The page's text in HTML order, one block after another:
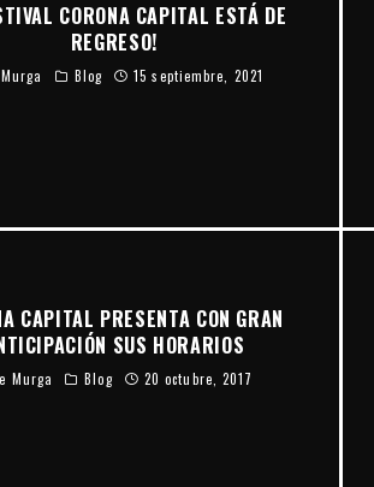
CORONA CAPITAL ESTÁ DE
REGRESO!
Blog 15 septiembre, 2021
CAPITAL PRESENTA CON GRAN
SUS HORARIOS
Murga Blog 20 octubre, 2017